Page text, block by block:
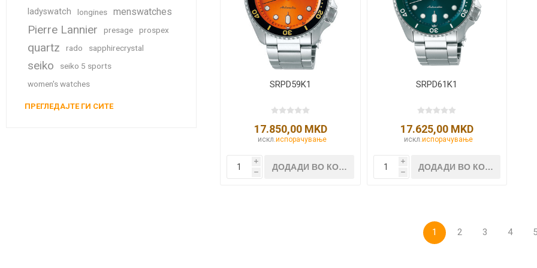
SRPD59K1
17.850,00 MKD
искл.испорачување
i
h
SRPD61K1
17.625,00 MKD
искл.испорачување
i
h
1 2 3 4 5
ladyswatch longines menswatches
Pierre Lannier presage prospex
quartz rado sapphirecrystal
seiko
seiko 5 sports
women's watches
ПРЕГЛЕДАЈТЕ ГИ СИТЕ